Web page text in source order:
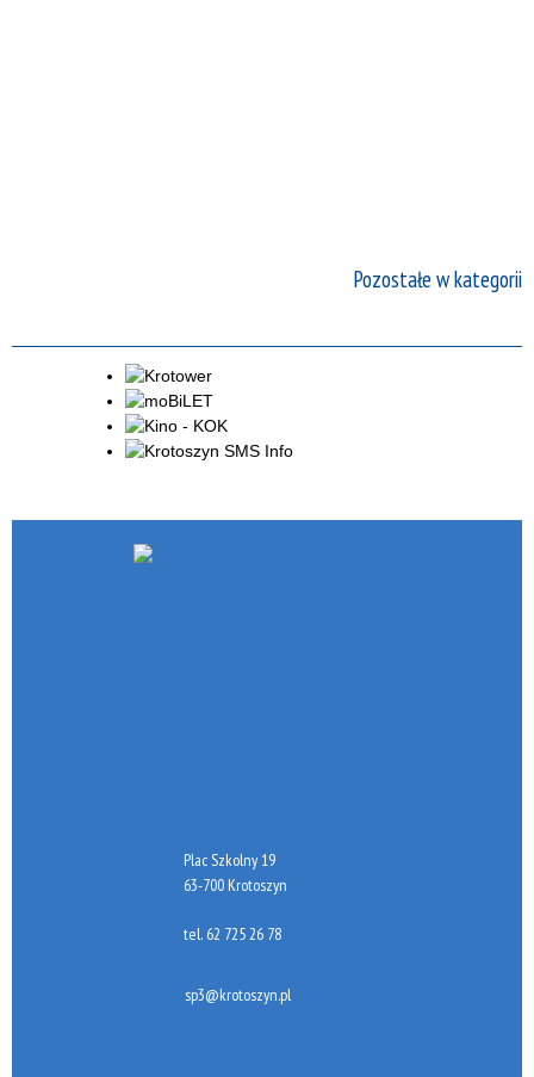
Pozostałe w kategorii
Plac Szkolny 19
63-700 Krotoszyn
tel. 62 725 26 78
sp3@krotoszyn.pl